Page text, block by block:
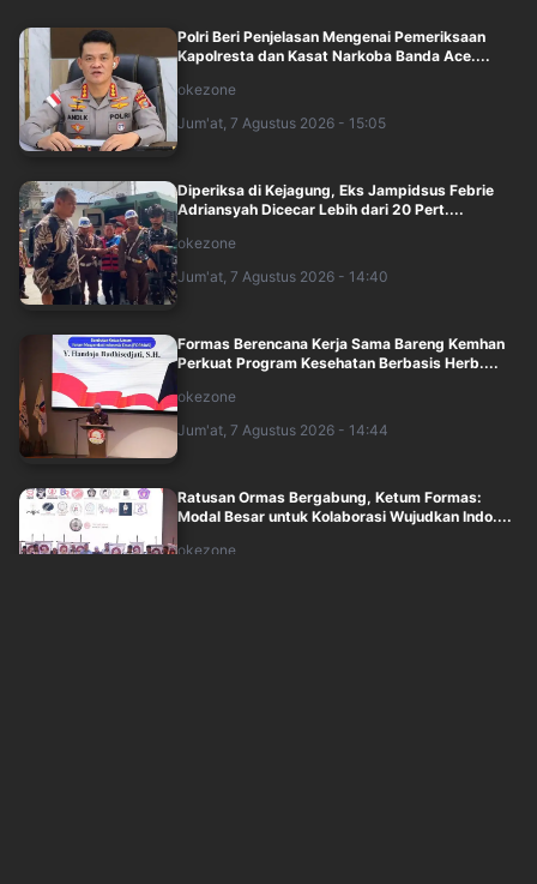
Polri Beri Penjelasan Mengenai Pemeriksaan
Kapolresta dan Kasat Narkoba Banda Ace....
okezone
Jum'at, 7 Agustus 2026 - 15:05
Diperiksa di Kejagung, Eks Jampidsus Febrie
Adriansyah Dicecar Lebih dari 20 Pert....
okezone
Jum'at, 7 Agustus 2026 - 14:40
Formas Berencana Kerja Sama Bareng Kemhan
Perkuat Program Kesehatan Berbasis Herb....
okezone
Jum'at, 7 Agustus 2026 - 14:44
Ratusan Ormas Bergabung, Ketum Formas:
Modal Besar untuk Kolaborasi Wujudkan Indo....
okezone